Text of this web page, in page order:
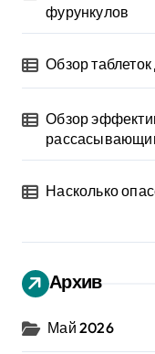
фурункулов
Обзор
Обзор
Насколько
Архив
Май 2026